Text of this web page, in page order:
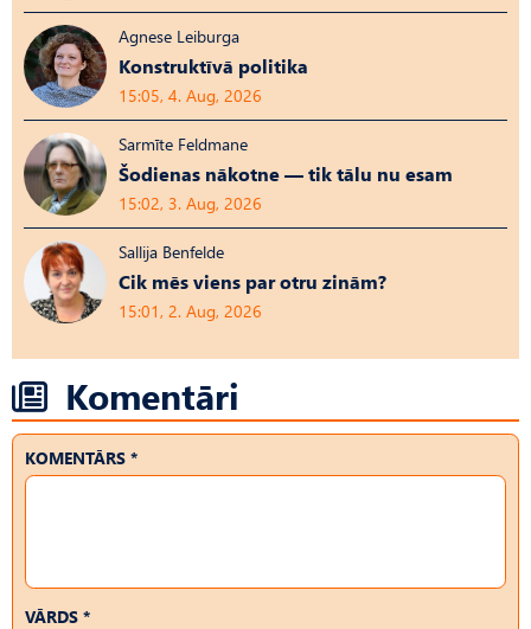
Agnese Leiburga
Konstruktīvā politika
15:05, 4. Aug, 2026
Sarmīte Feldmane
Šodienas nākotne — tik tālu nu esam
15:02, 3. Aug, 2026
Sallija Benfelde
Cik mēs viens par otru zinām?
15:01, 2. Aug, 2026
Komentāri
KOMENTĀRS *
VĀRDS *